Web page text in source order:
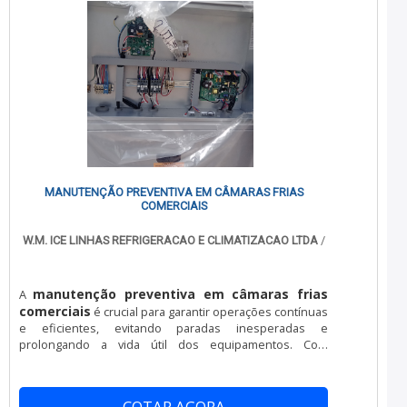
de qualidade, aumentando a eficiência da marca.A Nova
Instruments é uma empresa que tem feito a diferença
no mercado por toda seriedade e qualidade, o que
comprova sua essência de trazer o melhor aos clientes
no mercado.
MANUTENÇÃO PREVENTIVA EM CÂMARAS FRIAS
COMERCIAIS
W.M. ICE LINHAS REFRIGERACAO E CLIMATIZACAO LTDA/
A manutenção preventiva em câmaras frias
comerciais é crucial para garantir operações contínuas
e eficientes, evitando paradas inesperadas e
prolongando a vida útil dos equipamentos. Com
operacionais e melhoram a eficiência energética,